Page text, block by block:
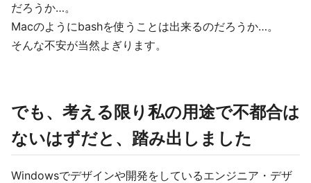
だろうか…。
Macのようにbashを使うことは出来るのだろうか…。
そんな不安が当然よぎります。
でも、考える限り私の用途で不都合は
ないはずだと、踏み出しました
Windowsでデザインや開発をしているエンジニア・デザ